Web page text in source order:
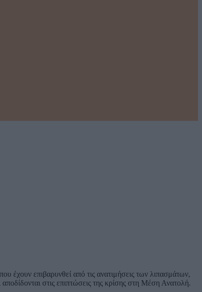
επιβαρυνθεί από τις ανατιμήσεις των λιπασμάτων,
στις επιπτώσεις της κρίσης στη Μέση Ανατολή.